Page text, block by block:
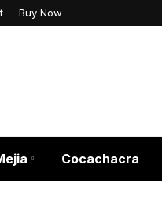
Buy Now
Cocachacra